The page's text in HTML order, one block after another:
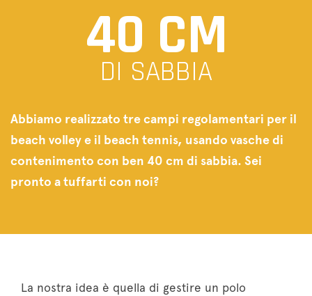
40 CM
DI SABBIA
Abbiamo realizzato tre campi regolamentari per il
beach volley e il beach tennis, usando vasche di
contenimento con ben 40 cm di sabbia. Sei
pronto a tuffarti con noi?
La nostra idea è quella di gestire un polo